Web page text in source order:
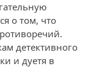
о том, что
детективного
и дуетя в